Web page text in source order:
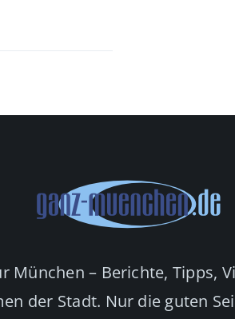
München – Berichte, Tipps,
der Stadt. Nur die guten